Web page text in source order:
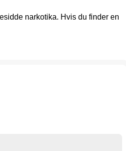
narkotika. Hvis du finder en